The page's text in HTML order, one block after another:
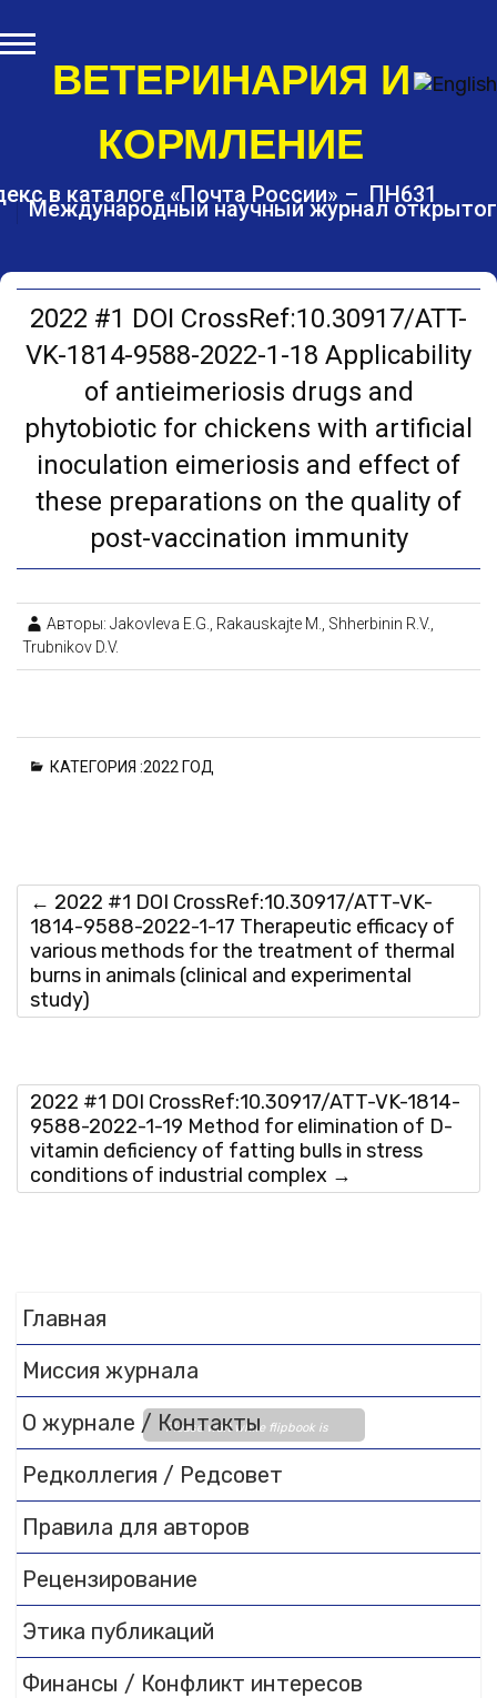
k
i
n
n
ВЕТЕРИНАРИЯ И
КОРМЛЕНИЕ
Международный научный журнал
в каталоге «Почта России» – ПН631
2022 #1 DOI CrossRef:10.30917/ATT-
VK-1814-9588-2022-1-18 Applicability
of antieimeriosis drugs and
phytobiotic for chickens with artificial
inoculation eimeriosis and effect of
these preparations on the quality of
post-vaccination immunity
Авторы: Jakovleva E.G., Rakauskajte M., Shherbinin R.V.,
Trubnikov D.V.
Please wait while flipbook is
loading. For more related info,
FAQs and issues please refer
Flipbook Plugin Help
КАТЕГОРИЯ :2022 ГОД
← 2022 #1 DOI CrossRef:10.30917/ATT-VK-
1814-9588-2022-1-17 Therapeutic efficacy of
various methods for the treatment of thermal
burns in animals (clinical and experimental
study)
2022 #1 DOI CrossRef:10.30917/ATT-VK-1814-
9588-2022-1-19 Method for elimination of D-
vitamin deficiency of fatting bulls in stress
conditions of industrial complex →
Главная
Миссия журнала
О журнале / Контакты
Редколлегия / Редсовет
Правила для авторов
Рецензирование
Этика публикаций
Финансы / Конфликт интересов